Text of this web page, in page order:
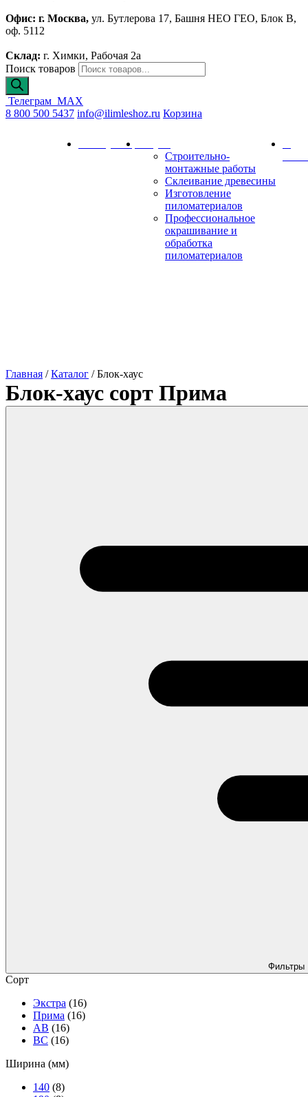
Офис: г. Москва, ул. Бутлерова 17, Башня НЕО ГЕО, Блок В,
оф. 5112
Склад: г. Химки, Рабочая 2а
Поиск товаров
Телеграм MAX
8 800 500 5437 info@ilimleshoz.ru Корзина
Калькулятор
Строительно-
монтажные работы
Склеивание древесины
Изготовление
пиломатериалов
Профессиональное
окрашивание и
обработка
пиломатериалов
Главная /Каталог /Блок-хаус
Блок-хаус сорт Прима
Фильтры
Сорт
Экстра (16)
Прима (16)
АВ (16)
ВС (16)
Ширина (мм)
140 (8)